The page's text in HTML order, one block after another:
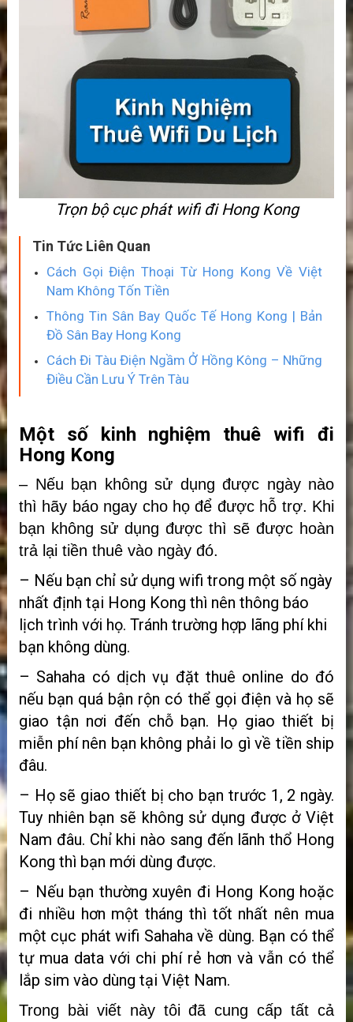
Trọn bộ cục phát wifi đi Hong Kong
Tin Tức Liên Quan
Cách Gọi Điện Thoại Từ Hong Kong Về Việt
Nam Không Tốn Tiền
Thông Tin Sân Bay Quốc Tế Hong Kong | Bản
Đồ Sân Bay Hong Kong
Cách Đi Tàu Điện Ngầm Ở Hồng Kông – Những
Điều Cần Lưu Ý Trên Tàu
Một số kinh nghiệm thuê wifi đi
Hong Kong
– Nếu bạn không sử dụng được ngày nào
thì hãy báo ngay cho họ để được hỗ trợ. Khi
bạn không sử dụng được thì sẽ được hoàn
trả lại tiền thuê vào ngày đó.
– Nếu bạn chỉ sử dụng wifi trong một số ngày
nhất định tại Hong Kong thì nên thông báo
lịch trình với họ. Tránh trường hợp lãng phí khi
bạn không dùng.
– Sahaha có dịch vụ đặt thuê online do đó
nếu bạn quá bận rộn có thể gọi điện và họ sẽ
giao tận nơi đến chỗ bạn. Họ giao thiết bị
miễn phí nên bạn không phải lo gì về tiền ship
đâu.
– Họ sẽ giao thiết bị cho bạn trước 1, 2 ngày.
Tuy nhiên bạn sẽ không sử dụng được ở Việt
Nam đâu. Chỉ khi nào sang đến lãnh thổ Hong
Kong thì bạn mới dùng được.
– Nếu bạn thường xuyên đi Hong Kong hoặc
đi nhiều hơn một tháng thì tốt nhất nên mua
một cục phát wifi Sahaha về dùng. Bạn có thể
tự mua data với chi phí rẻ hơn và vẫn có thể
lắp sim vào dùng tại Việt Nam.
Trong bài viết này tôi đã cung cấp tất cả